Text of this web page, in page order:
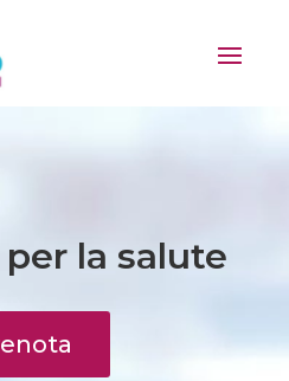
la salute